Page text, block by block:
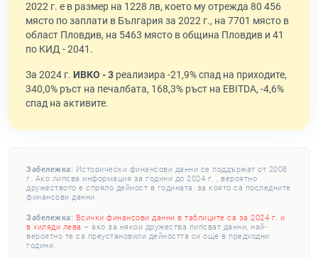
2022 г. е в размер на 1228 лв, което му отрежда 80 456
място по заплати в България за 2022 г., на 7701 място в
област Пловдив, на 5463 място в община Пловдив и 41
по КИД - 2041.
За 2024 г. ИВКО - 3 реализира -21,9% спад на приходите,
340,0% ръст на печалбата, 168,3% ръст на EBITDA, -4,6%
спад на активите.
Забележка: Исторически финансови данни се поддържат от 2008
г. Ако липсва информация за години до 2024 г. , вероятно
дружеството е спряло дейност в годината, за която са последните
финансови данни.
Забележка: Всички финансови данни в таблиците са за 2024 г. и
в хиляди лева – ако за някои дружества липсват данни, най-
вероятно те са преустановили дейността си още в предходни
години.